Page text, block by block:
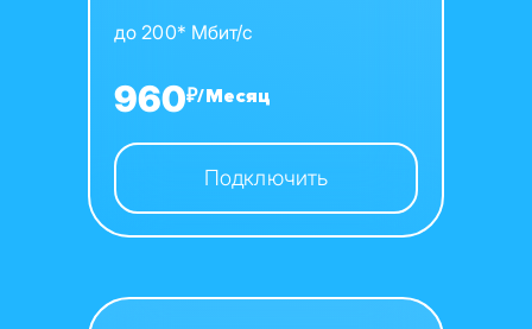
до 200* Мбит/с
960₽/Месяц
Подключить